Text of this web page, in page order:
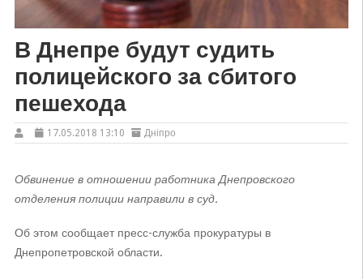
В Днепре будут судить
полицейского за сбитого
пешехода
17.05.2018 13:10 Дніпро
Обвинение в отношении работника Днепровского
отделения полиции направили в суд.
Об этом сообщает пресс-служба прокуратуры в
Днепропетровской области.